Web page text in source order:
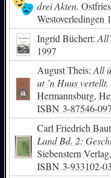
drei Akten.
Westoverledingen
Ingrid Büchert:
1997
August Theis: All
ut ’n Huus vertellt.
Hermannsburg,
ISBN 3-87546-
Carl Friedrich
Land Bd. 2:
Siebenstern
ISBN 3-933102-